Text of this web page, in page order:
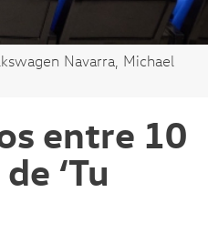
Navarra, Michael
entre 10
‘Tu